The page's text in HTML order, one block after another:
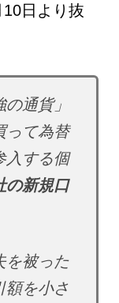
日より抜
通貨」
って為替
入する個
の新規口
を被った
額を小さ